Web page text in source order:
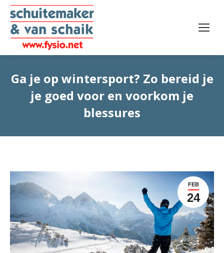
Ga je op wintersport? Zo bereid je
je goed voor en voorkom je
blessures
FEB
24